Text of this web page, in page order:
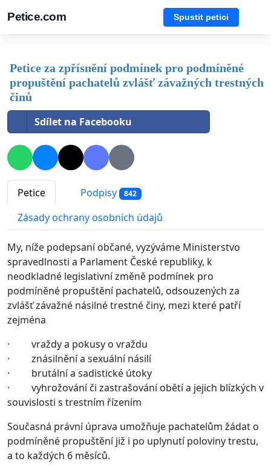
Petice.com Spustit petici
Petice za zpřísnění podmínek pro podmíněné
propuštění pachatelů zvlášť závažných trestných
činů
Sdílet na Facebooku
Petice Podpisy 842
Zásady ochrany osobních údajů
My, níže podepsaní občané, vyzýváme Ministerstvo
spravedlnosti a Parlament České republiky, k
neodkladné legislativní změně podmínek pro
podmíněné propuštění pachatelů, odsouzených za
zvlášť závažné násilné trestné činy, mezi které patří
zejména
· vraždy a pokusy o vraždu
· znásilnění a sexuální násilí
· brutální a sadistické útoky
· vyhrožování či zastrašování obětí a jejich blízkých v
souvislosti s trestním řízením
Současná právní úprava umožňuje pachatelům žádat o
podmíněné propuštění již i po uplynutí poloviny trestu,
a to každých 6 měsíců.